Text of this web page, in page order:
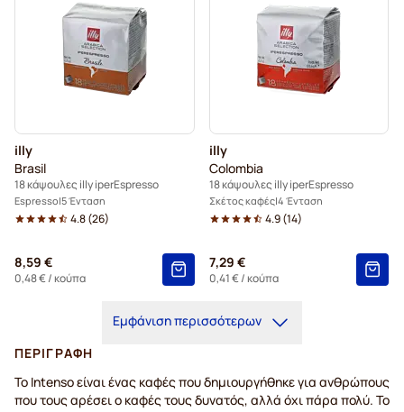
illy
Brasil
18 κάψουλες illy iperEspresso
Espresso 5 Ένταση
4.8(26)
8,59 €
0,48 €/ κούπα
illy
Colombia
18 κάψουλες illy iperEspresso
Σκέτος καφές 4 Ένταση
4.9(14)
7,29 €
0,41 €/ κούπα
Εμφάνιση περισσότερων
ΠΕΡΙΓΡΑΦΉ
Το Intenso είναι ένας καφές που δημιουργήθηκε για ανθρώπους
που τους αρέσει ο καφές τους δυνατός, αλλά όχι πάρα πολύ. Το